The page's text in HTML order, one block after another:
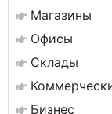
Магазины
Офисы
Склады
Бизнес